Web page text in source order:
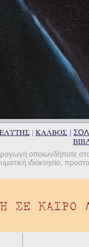
ΕΛΥΤΗΣ | ΚΑΛΒΟΣ |
οποιωνδήποτε
ιδιοκτησία,